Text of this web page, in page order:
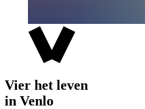
Vier het leven
in Venlo